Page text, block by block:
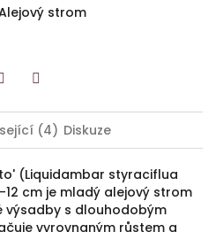
strom
(4) Diskuze
(Liquidambar styraciflua
cm je mladý alejový strom
výsadby s dlouhodobým
vyrovnaným růstem a